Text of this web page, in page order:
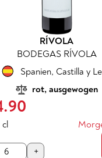
RÍVOLA
BODEGAS RÍVOLA
Spanien, Castilla y
rot, ausgewogen
cl
+